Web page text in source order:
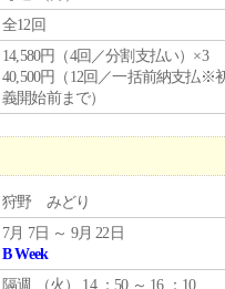
全12回
14,580円（4回／分割支払い）×3
40,500円（12回／一括前納支払※
義開始前まで）
狩野 みどり
7月 7日 ～ 9月 22日
B Week
隔週 （火 ） 14 ：50 ～ 16 ：10